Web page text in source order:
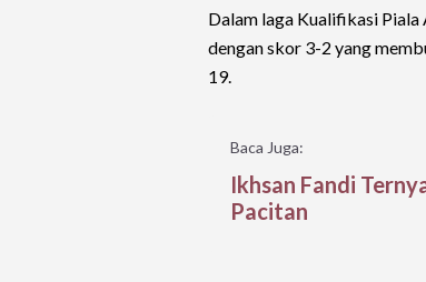
Dalam laga Kualifikasi Piala
dengan skor 3-2 yang
19.
Baca Juga:
Ikhsan Fandi
Pacitan